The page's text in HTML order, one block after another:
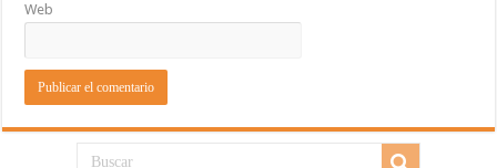
Web